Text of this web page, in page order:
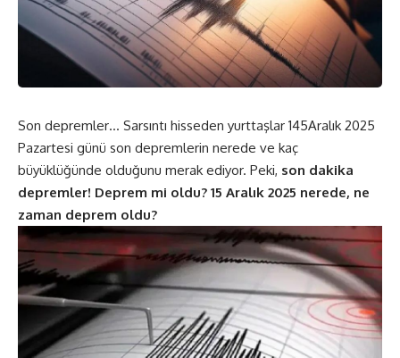
Son depremler… Sarsıntı hisseden yurttaşlar 145Aralık 2025
Pazartesi günü son depremlerin nerede ve kaç
büyüklüğünde olduğunu merak ediyor. Peki, son dakika
depremler! Deprem mi oldu? 15 Aralık 2025 nerede, ne
zaman deprem oldu?